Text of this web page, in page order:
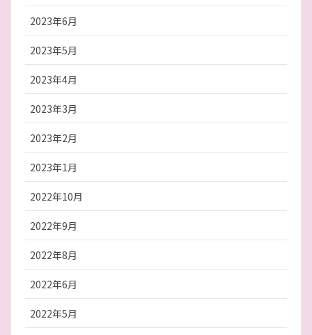
2023年6月
2023年5月
2023年4月
2023年3月
2023年2月
2023年1月
2022年10月
2022年9月
2022年8月
2022年6月
2022年5月